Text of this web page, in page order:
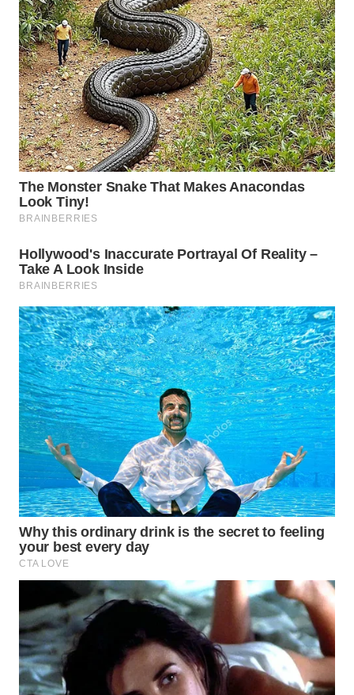
WN
PRIANGAN
TIMUR
WN
SEMARANG
WN
SOLO
WN
BOROBUDUR
WN
MADURA
WN
SURABAYA
WN
NATUNA
WN
BINTAN
WN
MANDALIKA
WN
WN
LABUANBAJO
WN